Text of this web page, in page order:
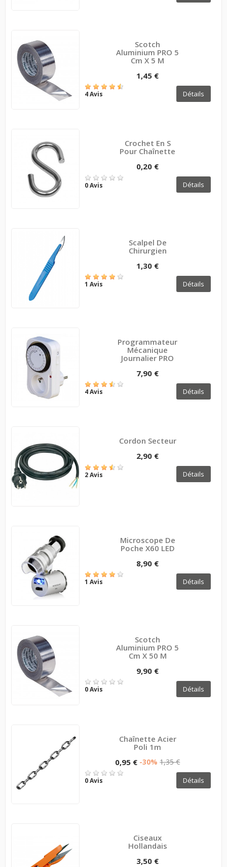
Scotch
Aluminium PRO 5
Cm X 5 M
1,45 €
4 Avis Détails
Crochet En S
Pour Chaînette
0,20 €
0 Avis Détails
Scalpel De
Chirurgien
1,30 €
1 Avis Détails
Programmateur
Mécanique
Journalier PRO
7,90 €
4 Avis Détails
Cordon Secteur
2,90 €
2 Avis Détails
Microscope De
Poche X60 LED
8,90 €
1 Avis Détails
Scotch
Aluminium PRO 5
Cm X 50 M
9,90 €
0 Avis Détails
Chaînette Acier
Poli 1m
0,95 € -30% 1,35 €
0 Avis Détails
Ciseaux
Hollandais
3,50 €